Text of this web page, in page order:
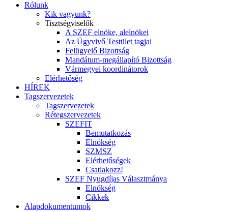
Rólunk
Kik vagyunk?
Tisztségviselők
A SZEF elnöke, alelnökei
Az Ügyvivő Testület tagjai
Felügyelő Bizottság
Mandátum-megállapító Bizottság
Vármegyei koordinátorok
Elérhetőség
HÍREK
Tagszervezetek
Tagszervezetek
Rétegszervezetek
SZEFIT
Bemutatkozás
Elnökség
SZMSZ
Elérhetőségek
Csatlakozz!
SZEF Nyugdíjas Választmánya
Elnökség
Cikkek
Alapdokumentumok